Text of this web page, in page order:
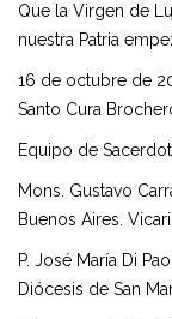
Que la Virgen de
nuestra Patria
16 de octubre de
Santo Cura
Equipo de
Mons. Gustavo
Buenos Aires.
P. José María Di
Diócesis de San